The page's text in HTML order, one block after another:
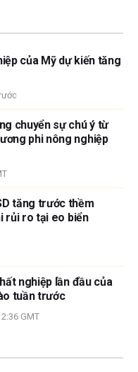
của Mỹ dự kiến tăng
chuyển sự chú ý từ
phi nông nghiệp
tăng trước thềm
rủi ro tại eo biển
nghiệp lần đầu của
tuần trước
GMT